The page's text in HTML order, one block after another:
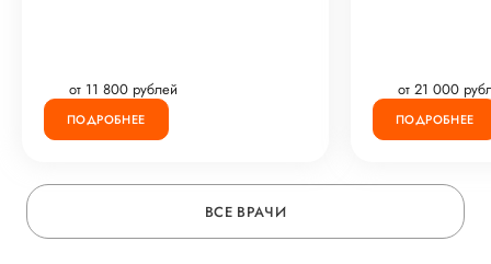
от 11 800 рублей
ПОДРОБНЕЕ
от 21 000
ПОДРОБНЕЕ
ВСЕ ВРАЧИ